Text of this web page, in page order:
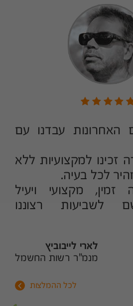
האחרונות עבדנו עם
זכינו למקצועיות ללא
לכל בעיה.
זמין, מקצועי ויעיל
לשביעות רצוננו
לארי לייבוביץ
מנמ"ר רשות החשמל
לכל ההמלצות